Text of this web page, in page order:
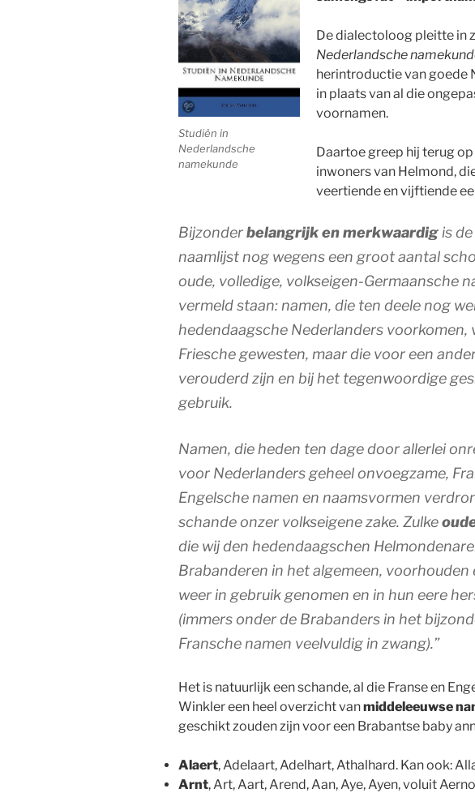
Studiën in
Nederlandsche
namekunde
De dialectoloog pleitte in
Nederlandsche
herintroductie van goede
in plaats van al die
voornamen.
Daartoe greep hij terug
inwoners van Helmond,
veertiende en vijftiende
Bijzonderbelangrijk en merkwaardig is
naamlijst nog wegens een groot aantal
oude, volledige, volkseigen-Germaansche
vermeld staan: namen, die ten deele nog
hedendaagsche Nederlanders voorkomen,
Friesche gewesten, maar die voor een
verouderd zijn en bij het tegenwoordige
gebruik.
Namen, die heden ten dage door allerlei
voor Nederlanders geheel onvoegzame,
Engelsche namen en naamsvormen
schande onzer volkseigene zake. Zulke
die wij den hedendaagschen
Brabanderen in het algemeen, voorhouden
weer in gebruik genomen en in hun eere
(immers onder de Brabanders in het
Fransche namen veelvuldig in zwang).”
Het is natuurlijk een schande, al die Franse en
Winkler een heel overzicht vanmiddeleeuwse
geschikt zouden zijn voor een Brabantse baby
Alaert, Adelaart, Adelhart, Athalhard. Kan ook:
Arnt, Art, Aart, Arend, Aan, Aye, Ayen, voluit